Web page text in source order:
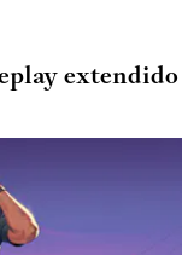
extendido